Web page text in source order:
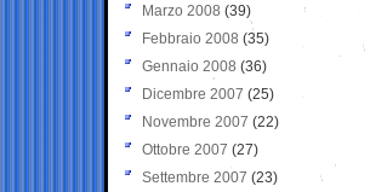
Marzo 2008 (39)
Febbraio 2008 (35)
Gennaio 2008 (36)
Dicembre 2007 (25)
Novembre 2007 (22)
Ottobre 2007 (27)
Settembre 2007 (23)